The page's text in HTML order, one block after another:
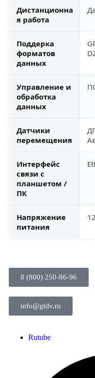
Дистанционна
я работа
Поддерка
форматов
данных
Управление и
обработка
данных
Датчики
перемещения
Интерфейс
связи с
планшетом /
ПК
Напряжение
питания
8 (800) 250-86-96
info@gtdv.ru
Rutube